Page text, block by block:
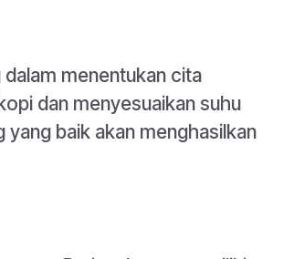
menentukan cita
dan menyesuaikan suhu
baik akan menghasilkan